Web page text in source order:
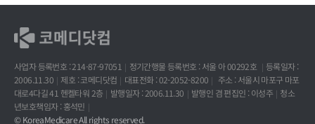
사업자 등록번호 : 214-87-97051 정기간행물 등록번호 : 서울 아 00292호
등록일자 :
2006.11.30
제호 : 코메디닷컴 대표전화 : 02-2052-8200
주소 : 서울시 마포구 마포
대로4다길 41 헨켈타워 2층
발행일자 : 2006.11.30 발행인 겸 편집인 : 이성주
청소
년보호책임자 : 홍석민
© KoreaMedicare All rights reserved.